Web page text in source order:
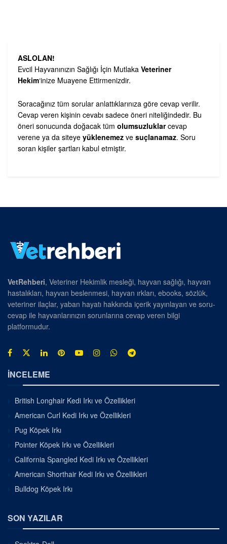
ASLOLAN!
Evcil Hayvanınızın Sağlığı İçin Mutlaka Veteriner
Hekim‘inize Muayene Ettirmenizdir.
Soracağınız tüm sorular anlattıklarınıza göre cevap verilir.
Cevap veren kişinin cevabı sadece öneri niteliğindedir. Bu
öneri sonucunda doğacak tüm olumsuzluklarcevap
verene ya da siteye yüklenemez ve suçlanamaz. Soru
soran kişiler şartları kabul etmiştir.
VetRehberi, Veteriner Hekimlik mesleği, hayvan sağlığı, hayvan
hastalıkları, hayvan beslenmesi, hayvan ırkları, ebooks, sözlük,
veteriner ilaçlar, yaban hayatı hakkında içerik yayınlayan ve soru-
cevap ile hayvanlarınızın sorunlarına cevap veren bilgi
platformudur.
İNCELEME
British Longhair Kedi Irkı ve Özellikleri
American Curl Kedi Irkı ve Özellikleri
Pug Köpek Irkı
Pointer Köpek Irkı ve Özellikleri
California Spangled Kedi Irkı ve Özellikleri
American Shorthair Kedi Irkı ve Özellikleri
Bulldog Köpek Irkı
SON YAZILAR